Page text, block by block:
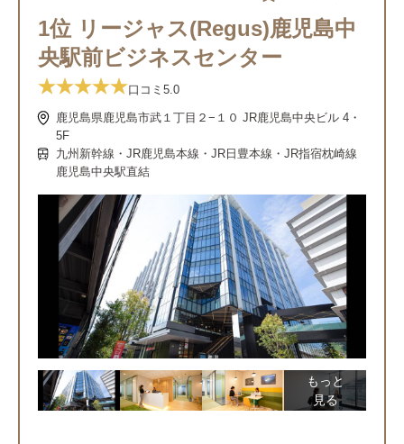
1位 リージャス(Regus)鹿児島中
央駅前ビジネスセンター
口コミ 5.0
鹿児島県鹿児島市武１丁目２−１０ JR鹿児島中央ビル 4・
5F
九州新幹線・JR鹿児島本線・JR日豊本線・JR指宿枕崎線
鹿児島中央駅直結
もっと
見る